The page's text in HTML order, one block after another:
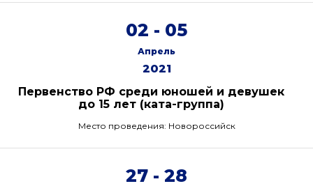
02 - 05
Апрель
2021
Первенство РФ среди юношей и девушек
до 15 лет (ката-группа)
Место проведения: Новороссийск
27 - 28